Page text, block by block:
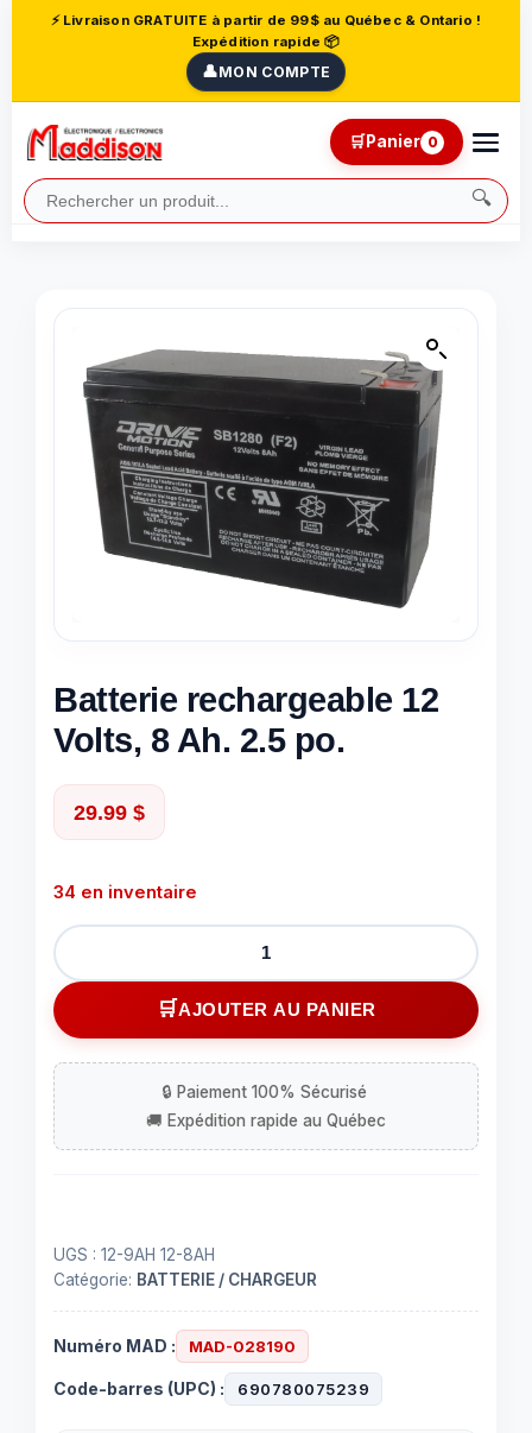
⚡ Livraison GRATUITE à partir de 99$ au Québec & Ontario !
Expédition rapide 📦
👤MON COMPTE
🔍
🛒Panier 0
Batterie rechargeable 12
Volts, 8 Ah. 2.5 po.
29.99 $
34 en inventaire
quantité
de
Batterie
rechargeable
Volts,
8
Ah.
AJOUTER AU PANIER
UGS : 12-9AH 12-8AH
Catégorie: BATTERIE / CHARGEUR
Numéro MAD : MAD-028190
Code-barres (UPC) : 690780075239